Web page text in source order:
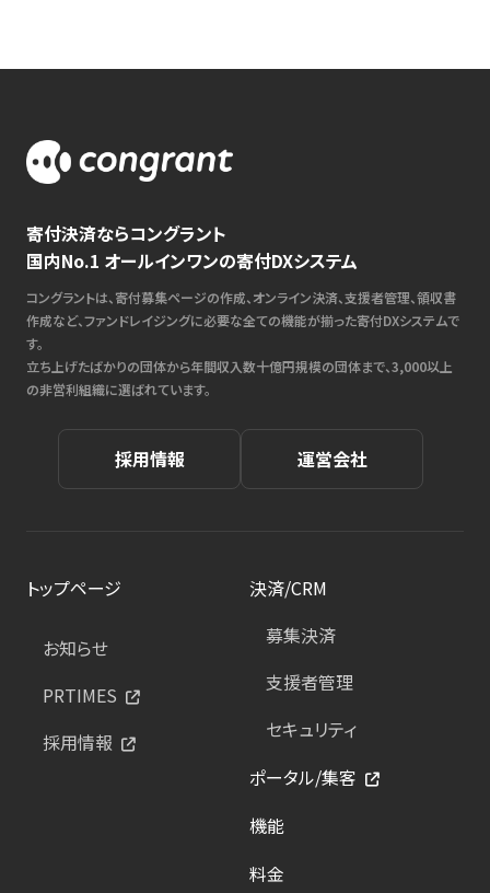
寄付決済ならコングラント
国内No.1 オールインワンの寄付DXシステム
コングラントは、寄付募集ページの作成、オンライン決済、支援者管理、領収書
作成など、ファンドレイジングに必要な全ての機能が揃った寄付DXシステムで
す。
立ち上げたばかりの団体から年間収入数十億円規模の団体まで、3,000以上
の非営利組織に選ばれています。
採用情報 運営会社
トップページ
お知らせ
PRTIMES
採用情報
決済/CRM
募集決済
支援者管理
セキュリティ
ポータル/集客
機能
料金